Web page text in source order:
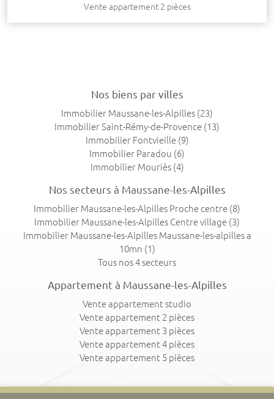
Vente appartement 2 pièces
Nos biens par villes
Immobilier Maussane-les-Alpilles (23)
Immobilier Saint-Rémy-de-Provence (13)
Immobilier Fontvieille(9)
Immobilier Paradou (6)
Immobilier Mouriès(4)
Nos secteurs à Maussane-les-Alpilles
Immobilier Maussane-les-Alpilles Proche centre (8)
Immobilier Maussane-les-Alpilles Centre village (3)
Immobilier Maussane-les-Alpilles Maussane-les-alpilles a
10mn (1)
Tous nos 4 secteurs
Appartement à Maussane-les-Alpilles
Vente appartement studio
Vente appartement 2 pièces
Vente appartement 3 pièces
Vente appartement 4 pièces
Vente appartement 5 pièces